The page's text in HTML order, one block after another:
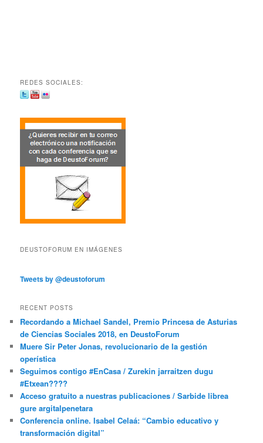
REDES SOCIALES:
DEUSTOFORUM EN IMÁGENES
Tweets by @deustoforum
RECENT POSTS
Recordando a Michael Sandel, Premio Princesa de Asturias
de Ciencias Sociales 2018, en DeustoForum
Muere Sir Peter Jonas, revolucionario de la gestión
operística
Seguimos contigo #EnCasa / Zurekin jarraitzen dugu
#Etxean????
Acceso gratuito a nuestras publicaciones / Sarbide librea
gure argitalpenetara
Conferencia online. Isabel Celaá: “Cambio educativo y
transformación digital”